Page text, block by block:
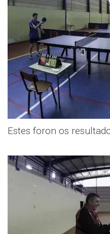
Estes foron os